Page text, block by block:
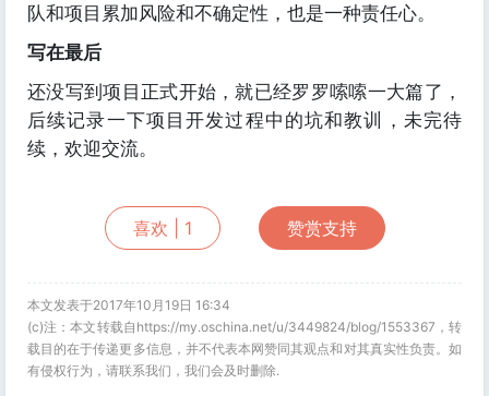
队和项目累加风险和不确定性，也是一种责任心。
写在最后
还没写到项目正式开始，就已经罗罗嗦嗦一大篇了，
后续记录一下项目开发过程中的坑和教训，未完待
续，欢迎交流。
喜欢 | 1 赞赏支持
本文发表于2017年10月19日 16:34
(c)注：本文转载自https://my.oschina.net/u/3449824/blog/1553367，转
载目的在于传递更多信息，并不代表本网赞同其观点和对其真实性负责。如
有侵权行为，请联系我们，我们会及时删除.